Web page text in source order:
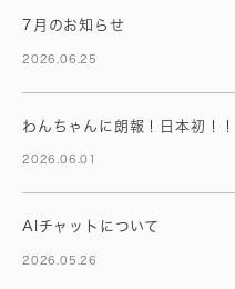
7月のお知らせ
2026.06.25
わんちゃんに朗報！日本初！！
2026.06.01
AIチャットについて
2026.05.26